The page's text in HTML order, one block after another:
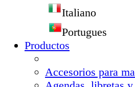
Italiano
Portugues
Productos
Accesorios para